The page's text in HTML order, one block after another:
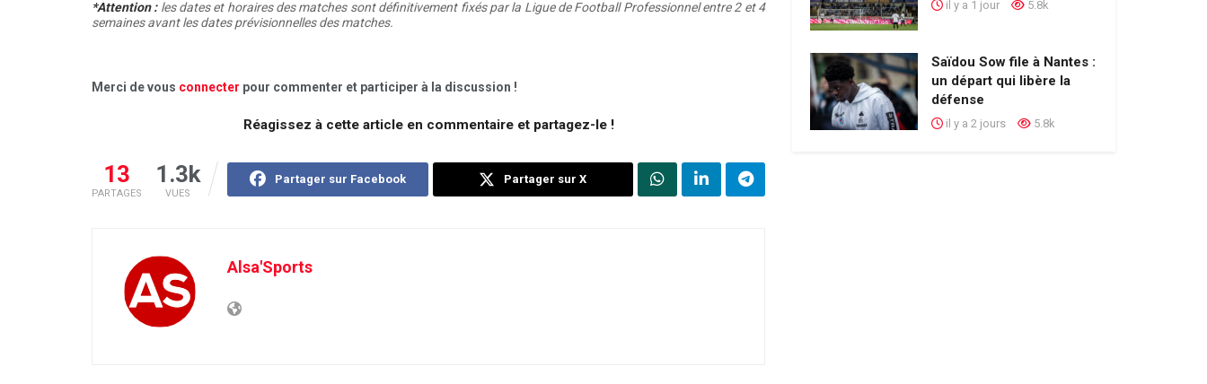
*Attention :les dates et horaires des matches sont définitivement fixés par la Ligue de Football Professionnel entre 2 et 4
semaines avant les dates prévisionnelles des matches.
Merci de vous connecter pour commenter et participer à la discussion !
Réagissez à cette article en commentaire et partagez-le !
13
PARTAGES
1.3k
VUES
Partager sur Facebook Partager sur X
Alsa'Sports
il y a 1 jour 5.8k
Saïdou Sow file à Nantes :
un départ qui libère la
défense
il y a 2 jours 5.8k